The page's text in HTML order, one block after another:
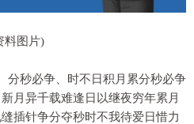
料图片)
分秒必争、时不日积月累分秒必争
月异千载难逢日以继夜穷年累月
插针争分夺秒时不我待爱日惜力